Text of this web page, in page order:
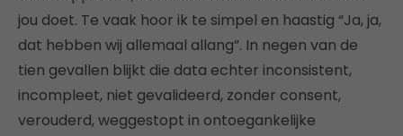
jou doet. Te vaak hoor ik te simpel en haastig “Ja, ja,
dat hebben wij allemaal allang”. In negen van de
tien gevallen blijkt die data echter inconsistent,
incompleet, niet gevalideerd, zonder consent,
verouderd, weggestopt in ontoegankelijke